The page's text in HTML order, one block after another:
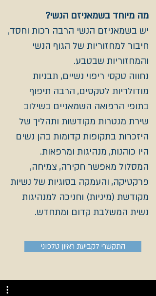
מה מיוחד בשמאניזם הנשי?
יש בשמאניזם הנשי הרבה רכות וחסד,
חיבור למחזוריות של הגוף הנשי
והמחזוריות שבטבע.
נחווה טקסי ריפוי נשיים, תבניות
מודולריות לטקסים, הרבה תיפוף
בתופי הרפואה השמאניים בשילוב
שירת מנטרות מקודשות ותהליך של
היזכרות בתקופות קדומות בהן נשים
היו כוהנות, מנהיגות ומרפאות.
המסלול מאפשר חקירה, צמיחה,
פרקטיקה, והעמקה בסוגיות של נשיות
מקודשת (מיניות) וחניכה למנהיגות
נשית המשלבת קדום ומתחדש.
התקשרי לקביעת ראיון טלפוני